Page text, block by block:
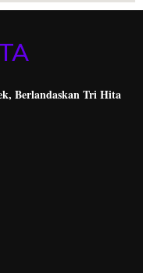
Berlandaskan Tri Hita